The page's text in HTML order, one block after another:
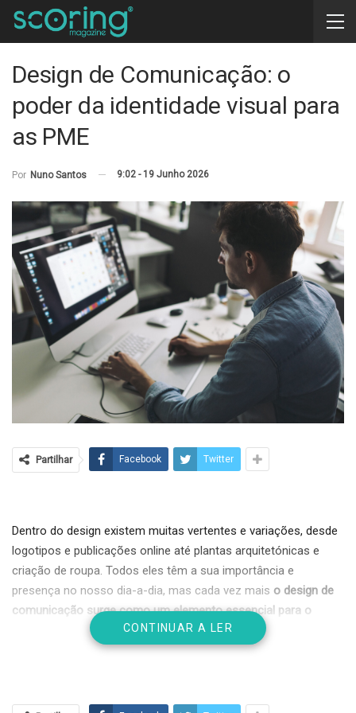
Design de Comunicação: o
poder da identidade visual para
as PME
Por Nuno Santos 9:02 - 19 Junho 2026
Partilhar Facebook Twitter
Dentro do design existem muitas vertentes e variações, desde
logotipos e publicações online até plantas arquitetónicas e
criação de roupa. Todos eles têm a sua importância e
presença no nosso dia-a-dia, mas cada vez mais o design de
comunicação surge como um elemento essencial para o
desenvolvimento e evolução de uma empresa
independentemente do seu tamanho.
CONTINUAR A LER